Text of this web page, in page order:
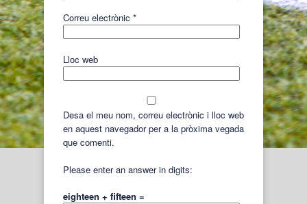
Correu electrònic *
Lloc web
Desa el meu nom, correu electrònic i lloc web
en aquest navegador per a la pròxima vegada
que comenti.
Please enter an answer in digits:
eighteen + fifteen =